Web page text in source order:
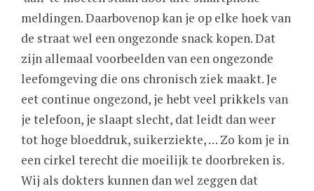
meldingen. Daarbovenop kan je op elke hoek van
de straat wel een ongezonde snack kopen. Dat
zijn allemaal voorbeelden van een ongezonde
leefomgeving die ons chronisch ziek maakt. Je
eet continue ongezond, je hebt veel prikkels van
je telefoon, je slaapt slecht, dat leidt dan weer
tot hoge bloeddruk, suikerziekte, … Zo kom je in
een cirkel terecht die moeilijk te doorbreken is.
Wij als dokters kunnen dan wel zeggen dat